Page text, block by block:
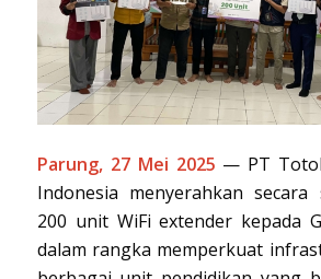
Parung, 27 Mei 2025 — PT
Indonesia menyerahkan secara
200 unit WiFi extender kepada
dalam rangka memperkuat